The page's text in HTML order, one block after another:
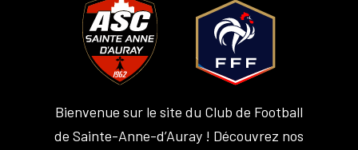
Bienvenue sur le site du Club de Football
de Sainte-Anne-d’Auray ! Découvrez nos